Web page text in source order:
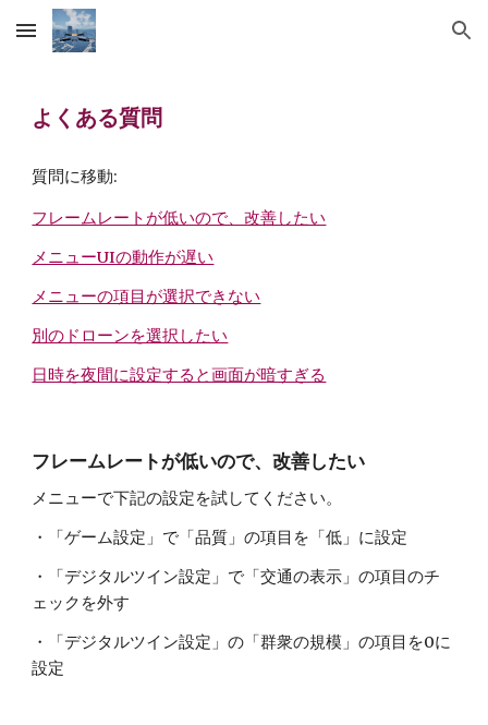
Skip to main content Skip to navigation
よくある質問
質問に移動:
フレームレートが低いので、改善したい
メニューUIの動作が遅い
メニューの項目が選択できない
別のドローンを選択したい
日時を夜間に設定すると画面が暗すぎる
フレームレートが低いので、改善したい
メニューで下記の設定を試してください。
・「ゲーム設定」で「品質」の項目を「低」に設定
・「デジタルツイン設定」で「交通の表示」の項目のチ
ェックを外す
・「デジタルツイン設定」の「群衆の規模」の項目を0に
設定